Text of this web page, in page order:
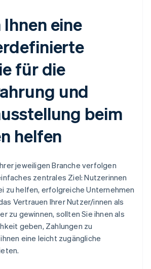
eine
für die
und
beim
helfen
jeweiligen Branche verfolgen
zentrales Ziel: Nutzerinnen
zu helfen, erfolgreiche Unternehmen
Vertrauen Ihrer Nutzer/innen als
zu gewinnen, sollten Sie ihnen als
geben, Zahlungen zu
eine leicht zugängliche